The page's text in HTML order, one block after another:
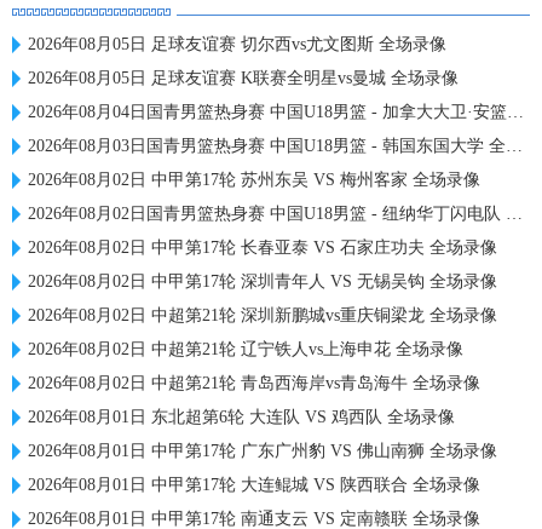
2026年08月05日 足球友谊赛 切尔西vs尤文图斯 全场录像
2026年08月05日 足球友谊赛 K联赛全明星vs曼城 全场录像
2026年08月04日国青男篮热身赛 中国U18男篮 - 加拿大大卫·安篮球学院 全场录像
2026年08月03日国青男篮热身赛 中国U18男篮 - 韩国东国大学 全场录像
2026年08月02日 中甲第17轮 苏州东吴 VS 梅州客家 全场录像
2026年08月02日国青男篮热身赛 中国U18男篮 - 纽纳华丁闪电队 全场录像
2026年08月02日 中甲第17轮 长春亚泰 VS 石家庄功夫 全场录像
2026年08月02日 中甲第17轮 深圳青年人 VS 无锡吴钩 全场录像
2026年08月02日 中超第21轮 深圳新鹏城vs重庆铜梁龙 全场录像
2026年08月02日 中超第21轮 辽宁铁人vs上海申花 全场录像
2026年08月02日 中超第21轮 青岛西海岸vs青岛海牛 全场录像
2026年08月01日 东北超第6轮 大连队 VS 鸡西队 全场录像
2026年08月01日 中甲第17轮 广东广州豹 VS 佛山南狮 全场录像
2026年08月01日 中甲第17轮 大连鲲城 VS 陕西联合 全场录像
2026年08月01日 中甲第17轮 南通支云 VS 定南赣联 全场录像